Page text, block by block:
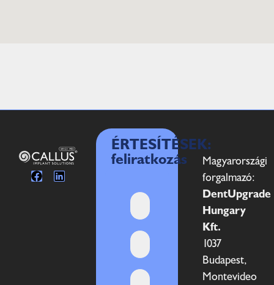
ÉRTESÍTÉSEK:
feliratkozás
Magyarországi
forgalmazó:
DentUpgrade
Hungary
Kft.
1037
Budapest,
Montevideo